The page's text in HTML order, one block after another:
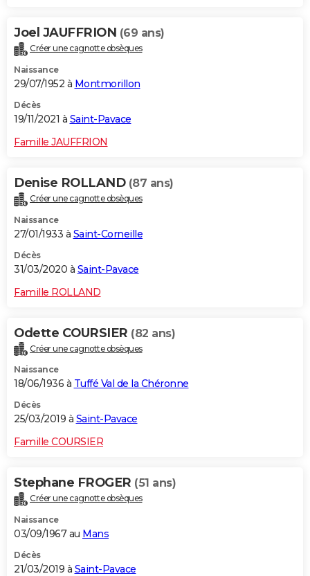
Joel JAUFFRION (69 ans)
Créer une cagnotte obsèques
Naissance
29/07/1952 à Montmorillon
Décès
19/11/2021 à Saint-Pavace
Famille JAUFFRION
Denise ROLLAND (87 ans)
Créer une cagnotte obsèques
Naissance
27/01/1933 à Saint-Corneille
Décès
31/03/2020 à Saint-Pavace
Famille ROLLAND
Odette COURSIER (82 ans)
Créer une cagnotte obsèques
Naissance
18/06/1936 à Tuffé Val de la Chéronne
Décès
25/03/2019 à Saint-Pavace
Famille COURSIER
Stephane FROGER (51 ans)
Créer une cagnotte obsèques
Naissance
03/09/1967 au Mans
Décès
21/03/2019 à Saint-Pavace